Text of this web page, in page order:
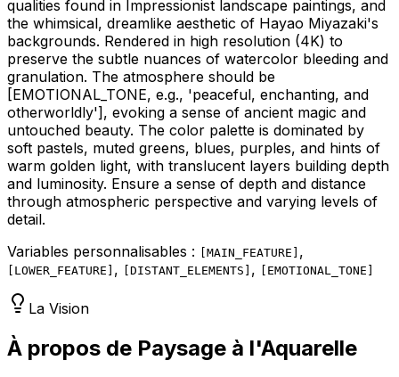
qualities found in Impressionist landscape paintings, and
the whimsical, dreamlike aesthetic of Hayao Miyazaki's
backgrounds. Rendered in high resolution (4K) to
preserve the subtle nuances of watercolor bleeding and
granulation. The atmosphere should be
[EMOTIONAL_TONE, e.g., 'peaceful, enchanting, and
otherworldly'], evoking a sense of ancient magic and
untouched beauty. The color palette is dominated by
soft pastels, muted greens, blues, purples, and hints of
warm golden light, with translucent layers building depth
and luminosity. Ensure a sense of depth and distance
through atmospheric perspective and varying levels of
detail.
Variables personnalisables :
MAIN_FEATURE ,
LOWER_FEATURE , DISTANT_ELEMENTS , EMOTIONAL_TONE
La Vision
À propos de Paysage à l'Aquarelle